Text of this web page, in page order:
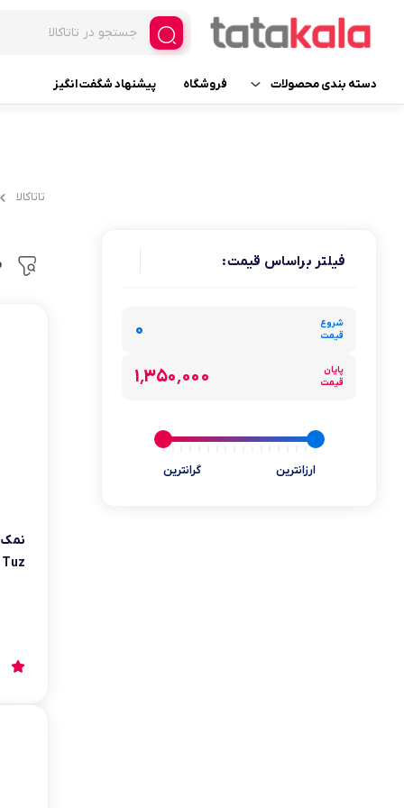
دسته بندی محصولات
لوازم آرایشی
ابزارآلات و تجهیزات
فروشگاه پیشنهاد شگفت انگیز
فیلتر براساس قیمت:
شروع
قیمت
۰
پایان
قیمت
۱٬۳۵۰٬۰۰۰
ارزانترین گرانترین
تاتاکالا
Tuz وزن 1500 گرم